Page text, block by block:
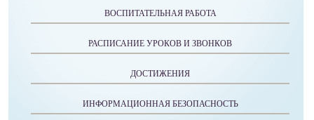
ВОСПИТАТЕЛЬНАЯ РАБОТА
РАСПИСАНИЕ УРОКОВ И ЗВОНКОВ
ДОСТИЖЕНИЯ
ИНФОРМАЦИОННАЯ БЕЗОПАСНОСТЬ